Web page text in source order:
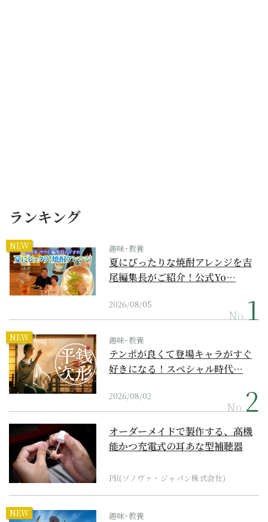
ランキング
NEW 趣味･教養
夏にぴったりな焼酎アレンジを吉
尾編集長がご紹介！公式Yo…
2026/08/05
No.
NEW 趣味･教養
テンポが良くて登場キャラがすぐ
好きになる！スペシャル時代…
2026/08/02
No.
オーダーメイドで製作する、高機
能かつ充電式の耳あな型補聴器
PR(ソノヴァ・ジャパン株式会社)
NEW 趣味･教養